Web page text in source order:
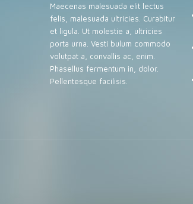
Maecenas malesuada elit lectus
felis, malesuada ultricies. Curabitur
et ligula. Ut molestie a, ultricies
porta urna. Vesti bulum commodo
volutpat a, convallis ac, enim.
Phasellus fermentum in, dolor.
Pellentesque facilisis.